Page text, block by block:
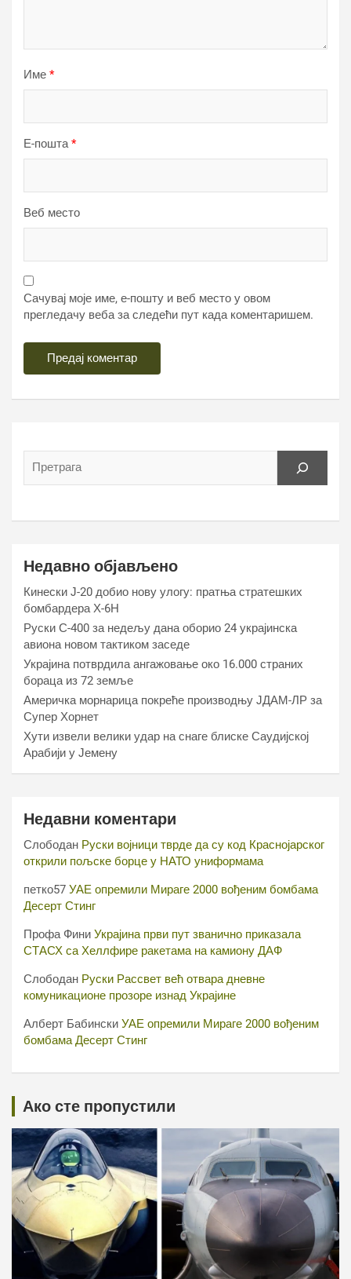
Име *
Е-пошта*
Веб место
Сачувај моје име, е-пошту и веб место у овом
прегледачу веба за следећи пут када коментаришем.
Недавно објављено
Кинески Ј-20 добио нову улогу: пратња стратешких
бомбардера Х-6Н
Руски С-400 за недељу дана оборио 24 украјинска
авиона новом тактиком заседе
Украјина потврдила ангажовање око 16.000 страних
бораца из 72 земље
Америчка морнарица покреће производњу ЈДАМ-ЛР за
Супер Хорнет
Хути извели велики удар на снаге блиске Саудијској
Арабији у Јемену
Недавни коментари
Слободан Руски војници тврде да су код Краснојарског
открили пољске борце у НАТО униформама
петко57 УАЕ опремили Мираге 2000 вођеним бомбама
Десерт Стинг
Профа Фини Украјина први пут званично приказала
СТАСХ са Хеллфире ракетама на камиону ДАФ
Слободан Руски Рассвет већ отвара дневне
комуникационе прозоре изнад Украјине
Алберт Бабински УАЕ опремили Мираге 2000 вођеним
бомбама Десерт Стинг
Ако сте пропустили